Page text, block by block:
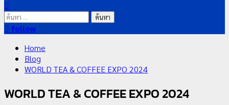
ค้นหา
สำหรับ:
follow
Home
Blog
WORLD TEA & COFFEE EXPO 2024
WORLD TEA & COFFEE EXPO 2024